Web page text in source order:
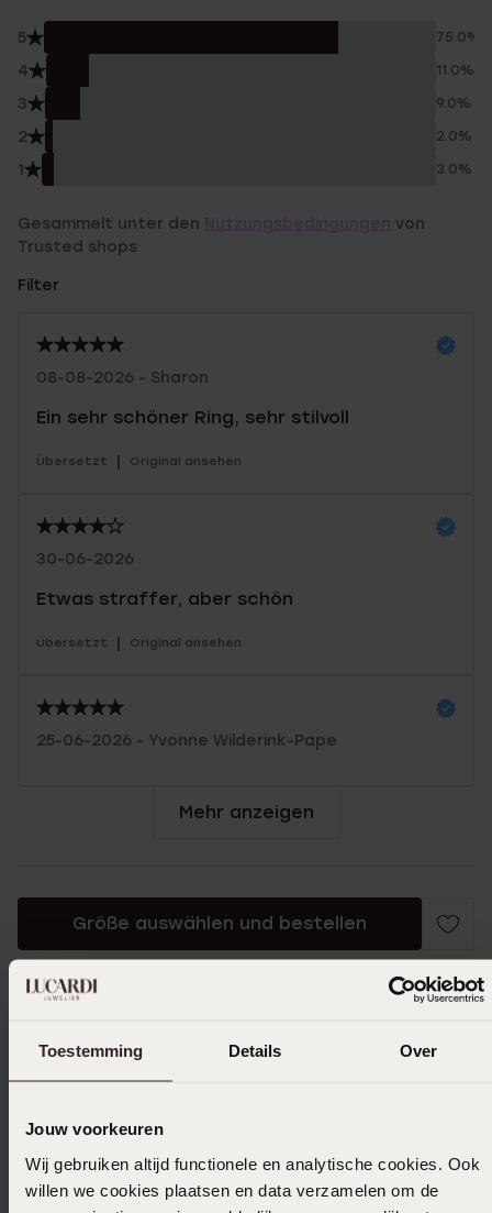
Toestemming Details Over
Jouw voorkeuren
Wij gebruiken altijd functionele en analytische cookies. Ook
willen we cookies plaatsen en data verzamelen om de
5 75.0%
4 11.0%
3 9.0%
2 2.0%
1 3.0%
Gesammelt unter den
von
Trusted shops
Filter
08-08-2026 - Sharon
Ein sehr schöner Ring, sehr stilvoll
Übersetzt | Original ansehen
30-06-2026
Etwas straffer, aber schön
Übersetzt | Original ansehen
25-06-2026 - Yvonne Wilderink-Pape
Mehr anzeigen
Größe auswählen und bestellen
Das könnte dir gefallen